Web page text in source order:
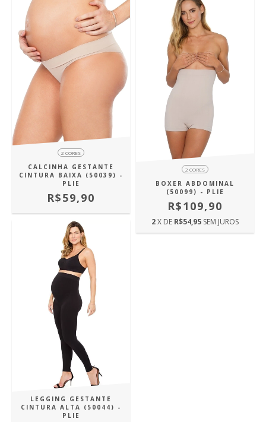
2 CORES
CALCINHA GESTANTE
CINTURA BAIXA (50039) -
PLIE
R$59,90
2 CORES
BOXER ABDOMINAL
(50099) - PLIE
R$109,90
2X DE R$54,95 SEM JUROS
LEGGING GESTANTE
CINTURA ALTA (50044) -
PLIE